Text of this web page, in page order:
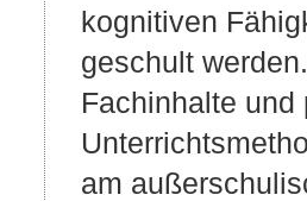
kognitiven
geschult
Fachinhalte
am